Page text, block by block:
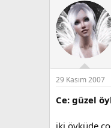
29 Kasım 2007
Ce: güzel
iki öyküde